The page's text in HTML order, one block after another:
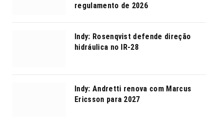
regulamento de 2026
Indy: Rosenqvist defende direção
hidráulica no IR-28
Indy: Andretti renova com Marcus
Ericsson para 2027